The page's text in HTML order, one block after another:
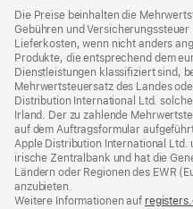
Die Preise beinhalten die
Gebühren und
Lieferkosten, wenn nicht anders
Produkte, die entsprechend dem
Dienstleistungen klassifiziert sind,
Mehrwertsteuersatz des Landes
Distribution International Ltd.
Irland. Der zu zahlende
auf dem Auftragsformular
Apple Distribution International
irische Zentralbank und hat die
Ländern oder Regionen des EWR
anzubieten.
Weitere Informationen auf